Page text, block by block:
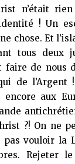
n’était
! Un
chose. Et
tous deux
faire de nous
de l’Argent
aux
?! On ne
vouloir la
Rejeter le